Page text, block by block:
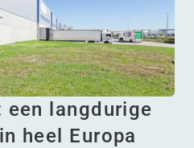
een langdurige
heel Europa